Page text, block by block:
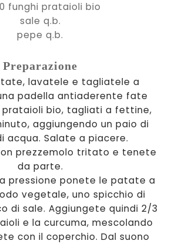
funghi prataioli bio
sale q.b.
pepe q.b.
Preparazione
lavatele e tagliatele a
padella antiaderente fate
prataioli bio, tagliati a fettine,
aggiungendo un paio di
acqua. Salate a piacere.
prezzemolo tritato e tenete
da parte.
pressione ponete le patate a
vegetale, uno spicchio di
di sale. Aggiungete quindi 2/3
e la curcuma, mescolando
con il coperchio. Dal suono